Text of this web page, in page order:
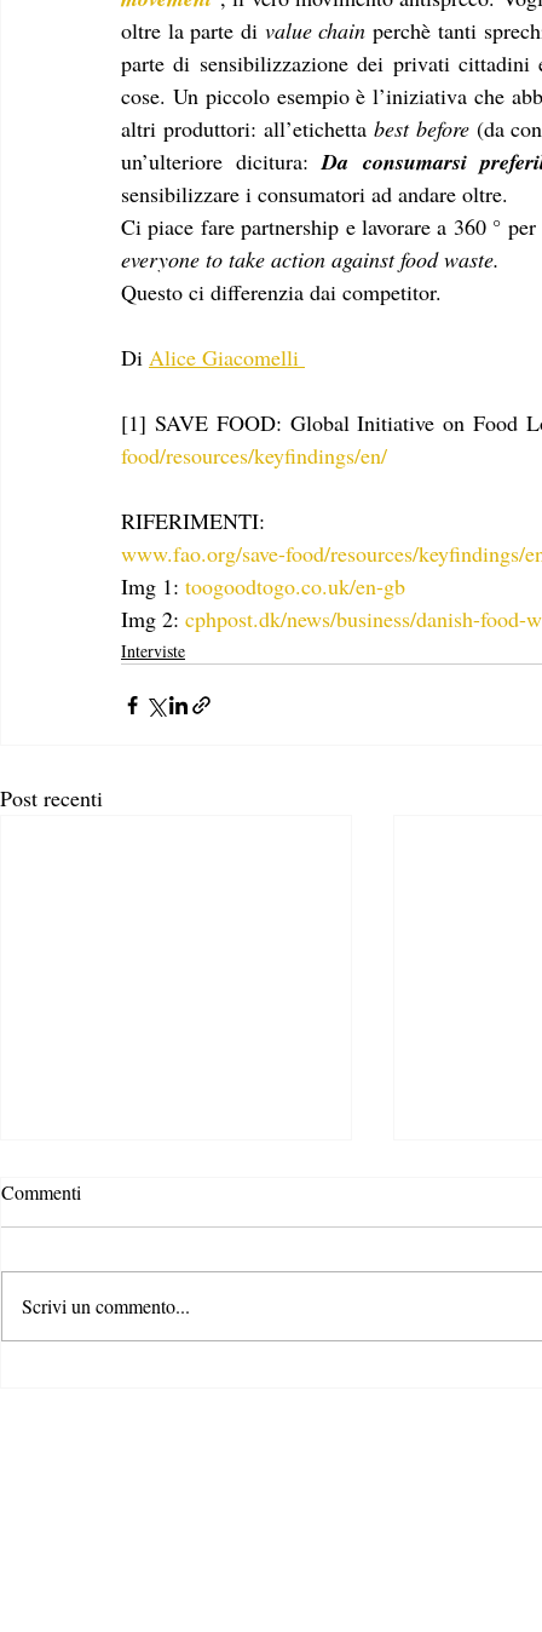
oltre la parte di value chain perchè tanti
parte di sensibilizzazione dei privati
cose. Un piccolo esempio è l’iniziativa che
altri produttori: all’etichetta best before (da
un’ulteriore dicitura: Da consumarsi
sensibilizzare i consumatori ad andare oltre.
Ci piace fare partnership e lavorare a 360 °
everyone to take action against food waste.
Questo ci differenzia dai competitor.
Di Alice Giacomelli
[1] SAVE FOOD: Global Initiative on Food
food/resources/keyfindings/en/
RIFERIMENTI:
www.fao.org/save-food/resources/keyfindings/
Img 1: toogoodtogo.co.uk/en-gb
Img 2: cphpost.dk/news/business/danish-
Interviste
Post recenti
Commenti
Scrivi un commento...